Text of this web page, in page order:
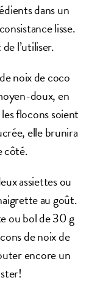
dans un
lisse.
l’utiliser.
noix de coco
doux, en
flocons soient
elle brunira
côté.
assiettes ou
au goût.
ou bol de 30 g
de noix de
encore un